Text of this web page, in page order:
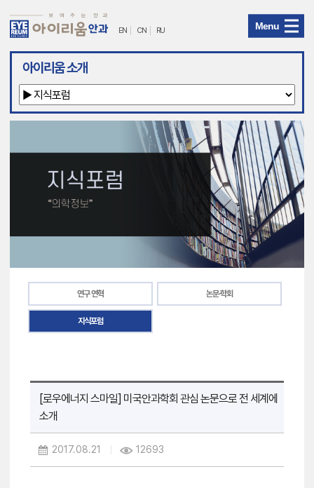
아
리
움
안
과
EN CN RU Menu
아이리움 소개
연구 연혁 논문·학회
지식포럼
[로우에너지 스마일] 미국안과학회 관심 논문으로 전 세계에
소개
2017.08.21 12693